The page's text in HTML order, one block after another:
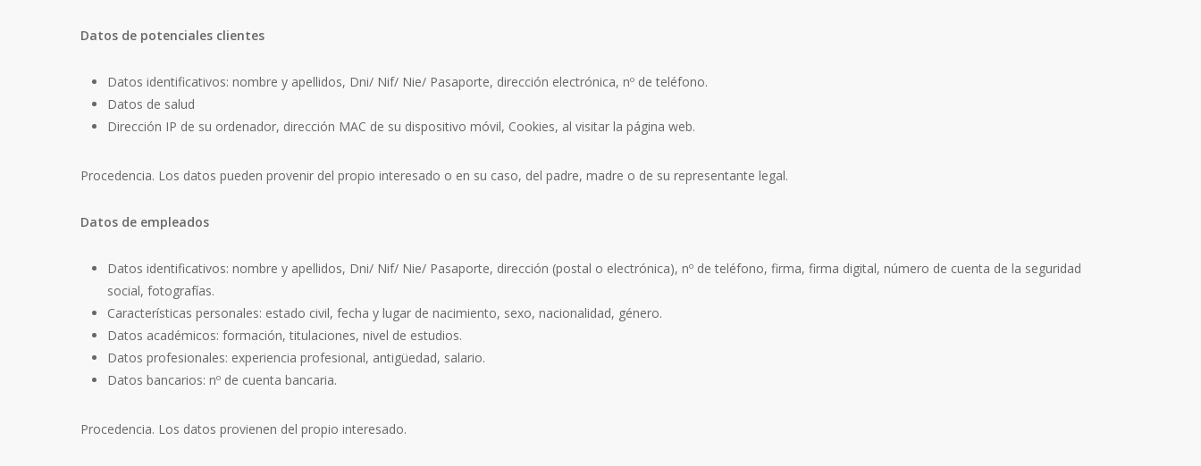
Datos de potenciales clientes
Datos identificativos: nombre y apellidos, Dni/ Nif/ Nie/ Pasaporte, dirección electrónica, nº de teléfono.
Datos de salud
Dirección IP de su ordenador, dirección MAC de su dispositivo móvil, Cookies, al visitar la página web.
Procedencia. Los datos pueden provenir del propio interesado o en su caso, del padre, madre o de su representante legal.
Datos de empleados
Datos identificativos: nombre y apellidos, Dni/ Nif/ Nie/ Pasaporte, dirección (postal o electrónica), nº de teléfono, firma, firma digital, número de cuenta de la seguridad
social, fotografías.
Características personales: estado civil, fecha y lugar de nacimiento, sexo, nacionalidad, género.
Datos académicos: formación, titulaciones, nivel de estudios.
Datos profesionales: experiencia profesional, antigüedad, salario.
Datos bancarios: nº de cuenta bancaria.
Procedencia. Los datos provienen del propio interesado.